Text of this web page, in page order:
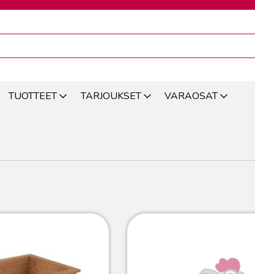
TUOTTEET TARJOUKSET VARAOSAT